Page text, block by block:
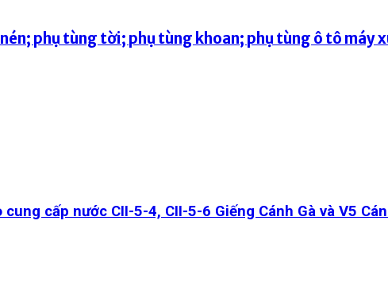
phụ tùng tời; phụ tùng khoan; phụ tùng ô tô máy
cấp nước CII-5-4, CII-5-6 Giếng Cánh Gà và V5